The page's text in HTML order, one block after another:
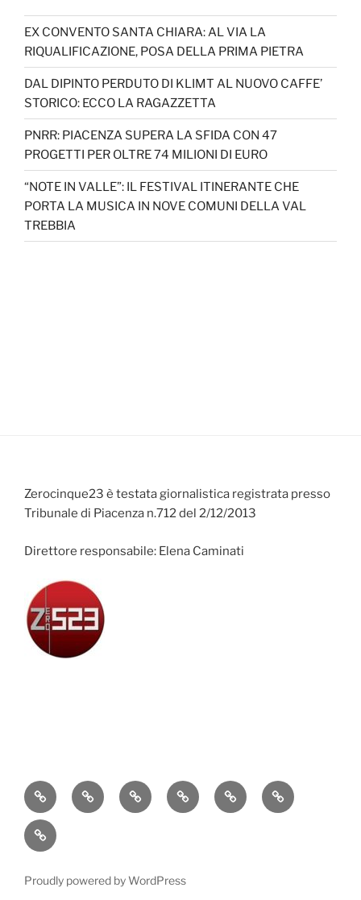
EX CONVENTO SANTA CHIARA: AL VIA LA
RIQUALIFICAZIONE, POSA DELLA PRIMA PIETRA
DAL DIPINTO PERDUTO DI KLIMT AL NUOVO CAFFE’
STORICO: ECCO LA RAGAZZETTA
PNRR: PIACENZA SUPERA LA SFIDA CON 47
PROGETTI PER OLTRE 74 MILIONI DI EURO
“NOTE IN VALLE”: IL FESTIVAL ITINERANTE CHE
PORTA LA MUSICA IN NOVE COMUNI DELLA VAL
TREBBIA
Zerocinque23 è testata giornalistica registrata presso
Tribunale di Piacenza n.712 del 2/12/2013
Direttore responsabile: Elena Caminati
AttualitàCronacaPolitica EconomiaCultura Sport
Contatti
Proudly powered by WordPress